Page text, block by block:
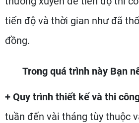
tiến độ và thời gian như đã
đồng.
Trong quá trình này Bạn
+ Quy trình thiết kế và thi
tuần đến vài tháng tùy thuộc